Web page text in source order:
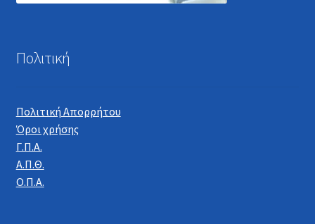
Πολιτική
Πολιτική Απορρήτου
Όροι χρήσης
Γ.Π.Α.
Α.Π.Θ.
Ο.Π.Α.